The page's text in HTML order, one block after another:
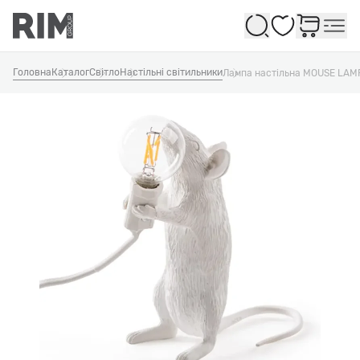
Обране
Головна КаталогСвітлоНастільні світильникиЛампа настільна MOUSE